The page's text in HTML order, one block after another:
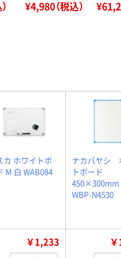
¥4,980（税込）
カ ホワイトボ
M 白 WAB084
ナカバヤシ
トボード
WBP-N4530
￥1,233